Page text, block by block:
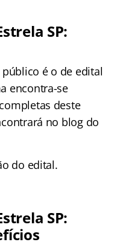
SP:
é o de edital
encontra-se
deste
no blog do
do edital.
SP: